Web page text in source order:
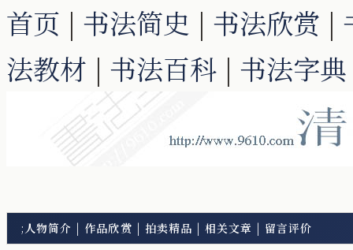
首页 | 书法简史 | 书法欣赏 |
法教材 | 书法百科 | 书法字典
; 人物简介 | 作品欣赏 | 拍卖精品 | 相关文章 | 留言评价